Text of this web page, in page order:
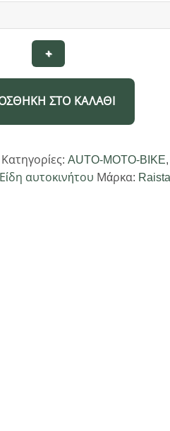
ΣΤΟ ΚΑΛΆΘΙ
Κατηγορίες: AUTO-MOTO-BIKE,
Είδη αυτοκινήτου Μάρκα: